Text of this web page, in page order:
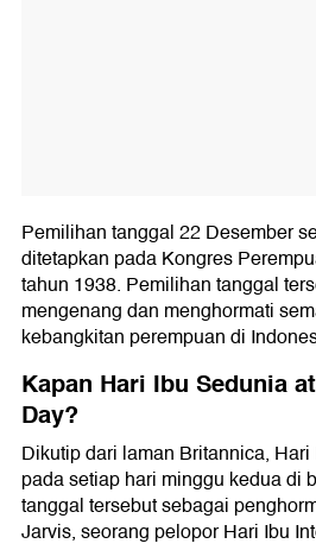
Pemilihan tanggal 22 Desember
ditetapkan pada Kongres
tahun 1938. Pemilihan tanggal
mengenang dan menghormati
kebangkitan perempuan di
Kapan Hari Ibu Sedunia
Day?
Dikutip dari laman Britannica,
pada setiap hari minggu kedua di
tanggal tersebut sebagai
Jarvis, seorang pelopor Hari Ibu